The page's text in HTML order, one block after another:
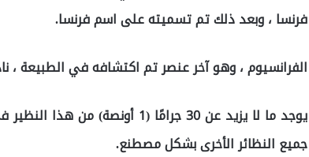
فرنسا ، وبعد ذلك تم تسميته على اسم فرنسا.
الفرانسيوم ، وهو آخر عنصر تم اكتشافه في الطبيعة ،
يوجد ما لا يزيد عن 30 جرامًا
جميع النظائر الأخرى بشكل مصطنع.